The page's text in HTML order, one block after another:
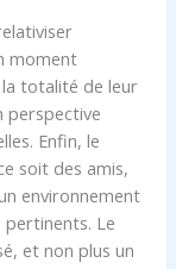
moment
totalité de leur
perspective
Enfin, le
soit des amis,
environnement
pertinents. Le
et non plus un